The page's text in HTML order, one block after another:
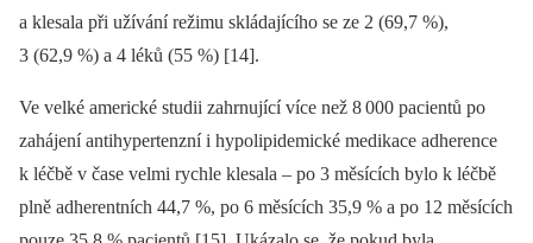
a klesala při užívání režimu skládajícího se ze 2 (69,7 %),
3 (62,9 %) a 4 léků (55 %) [14].
Ve velké americké studii zahrnující více než 8 000 pacientů po
zahájení antihypertenzní i hypolipidemické medikace adherence
k léčbě v čase velmi rychle klesala –⁠ po 3 měsících bylo k léčbě
plně adherentních 44,7 %, po 6 měsících 35,9 % a po 12 měsících